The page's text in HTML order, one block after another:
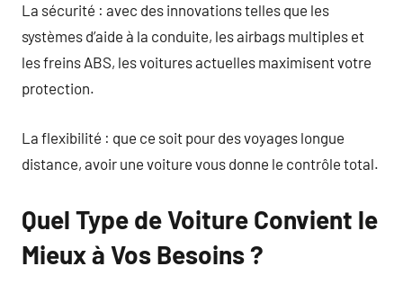
La sécurité : avec des innovations telles que les
systèmes d’aide à la conduite, les airbags multiples et
les freins ABS, les voitures actuelles maximisent votre
protection.
La flexibilité : que ce soit pour des voyages longue
distance, avoir une voiture vous donne le contrôle total.
Quel Type de Voiture Convient le
Mieux à Vos Besoins ?